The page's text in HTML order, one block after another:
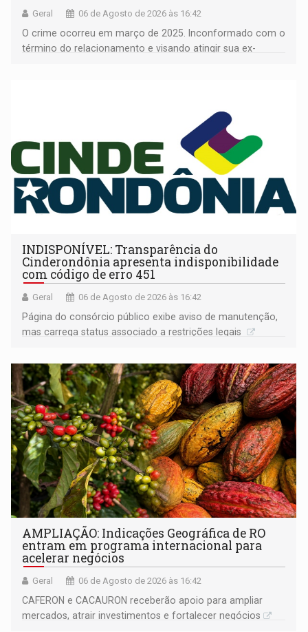
Geral 06 de Agosto de 2026 às 16:42
O crime ocorreu em março de 2025. Inconformado com o
término do relacionamento e visando atingir sua ex-
INDISPONÍVEL: Transparência do
Cinderondônia apresenta indisponibilidade
com código de erro 451
Geral 06 de Agosto de 2026 às 16:42
Página do consórcio público exibe aviso de manutenção,
mas carrega status associado a restrições legais
AMPLIAÇÃO: Indicações Geográfica de RO
entram em programa internacional para
acelerar negócios
Geral 06 de Agosto de 2026 às 16:42
CAFERON e CACAURON receberão apoio para ampliar
mercados, atrair investimentos e fortalecer negócios